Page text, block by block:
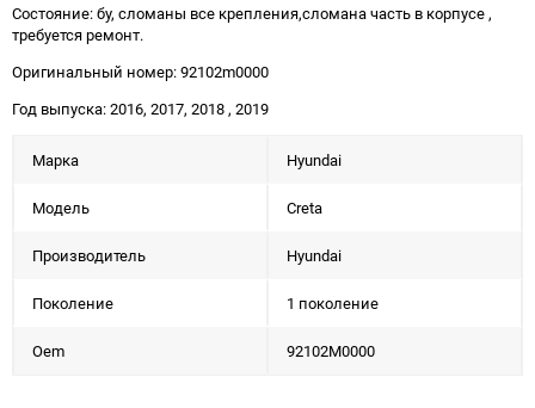
Состояние: бу, сломаны все крепления,сломана часть в корпусе ,
требуется ремонт.
Оригинальный номер: 92102m0000
Год выпуска: 2016, 2017, 2018 , 2019
Марка Hyundai
Модель Creta
Производитель Hyundai
Поколение 1 поколение
Oem 92102M0000